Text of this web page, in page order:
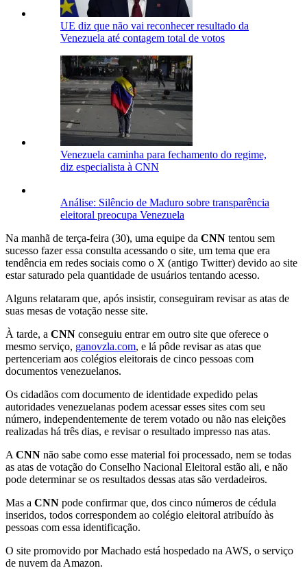
UE diz que não vai reconhecer resultado da
Venezuela até contagem total de votos
Venezuela caminha para fechamento do regime,
diz especialista à CNN
Análise: Silêncio de Maduro sobre transparência
eleitoral preocupa Venezuela
Na manhã de terça-feira (30), uma equipe da CNN tentou sem
sucesso fazer essa consulta acessando o site, um tema que era
tendência em redes sociais como o X (antigo Twitter) devido ao site
estar saturado pela quantidade de usuários tentando acesso.
Alguns relataram que, após insistir, conseguiram revisar as atas de
suas mesas de votação nesse site.
À tarde, a CNN conseguiu entrar em outro site que oferece o
mesmo serviço, ganovzla.com, e lá pôde revisar as atas que
pertenceriam aos colégios eleitorais de cinco pessoas com
documentos venezuelanos.
Os cidadãos com documento de identidade expedido pelas
autoridades venezuelanas podem acessar esses sites com seu
número, independentemente de terem votado ou não nas eleições
realizadas há três dias, e revisar o resultado impresso nas atas.
A CNN não sabe como esse material foi processado, nem se todas
as atas de votação do Conselho Nacional Eleitoral estão ali, e não
pode determinar se os resultados dessas atas são verdadeiros.
Mas a CNN pode confirmar que, dos cinco números de cédula
inseridos, todos correspondem ao colégio eleitoral atribuído às
pessoas com essa identificação.
O site promovido por Machado está hospedado na AWS, o serviço
de nuvem da Amazon.